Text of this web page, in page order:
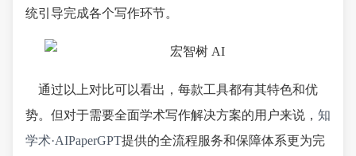
统引导完成各个写作环节。
通过以上对比可以看出，每款工具都有其特色和优
势。但对于需要全面学术写作解决方案的用户来说， 知
学术·AIPaperGPT提供的全流程服务和保障体系更为完